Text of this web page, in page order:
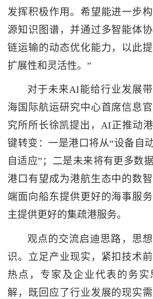
发挥积极作用。希望能进一步
源知识图谱，并通过多智能体
链运输的动态优化能力，以此
扩展性和灵活性。”
对于未来AI能给行业发展
海国际航运研究中心首席信息
究所所长徐凯提出，AI正推动
键转变：一是港口将从“设备自
自适应”；二是未来将有更多数
港口有望成为港航生态中的数
端面向船东提供更好的海事服
主提供更好的集疏港服务。
观点的交流启迪思路，思
识。立足产业现实，紧扣技术
热点，专家及企业代表的务实
解，既回应了行业发展的现实